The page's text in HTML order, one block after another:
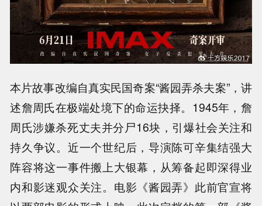
本片故事改编自真实民国奇案“酱园弄杀夫案”，讲
述詹周氏在极端处境下的命运抉择。1945年，詹
周氏涉嫌杀死丈夫并分尸16块，引爆社会关注和
持久争议。近一个世纪后，导演陈可辛集结强大
阵容将这一事件搬上大银幕，从筹备起即深得业
内和影迷观众关注。电影《酱园弄》此前官宣将